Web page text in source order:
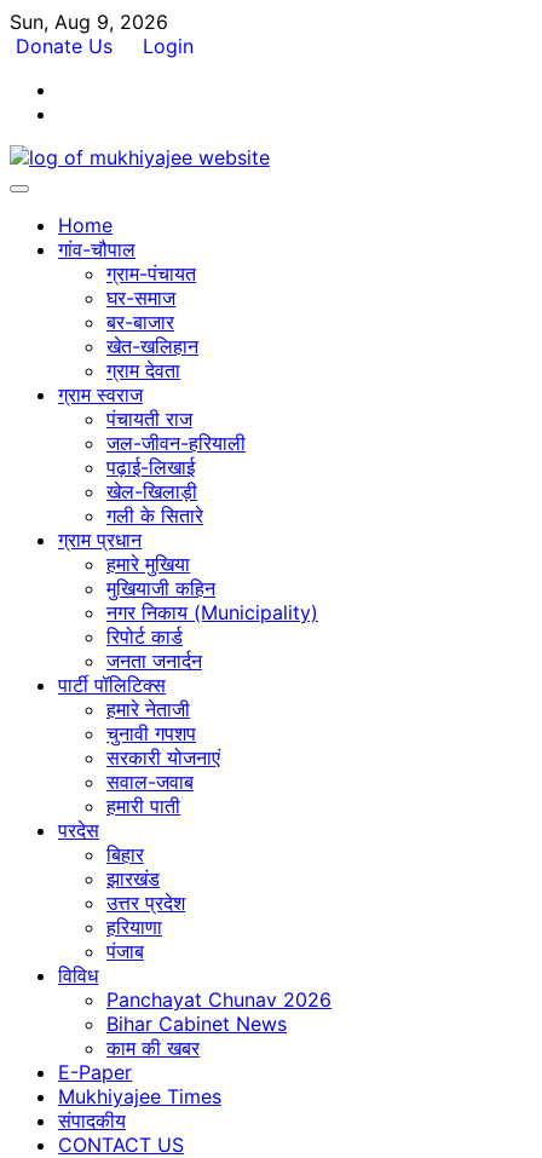
Skip
to
Sun, Aug 9, 2026
Donate Us
Login
Home
गांव-चौपाल
ग्राम-पंचायत
घर-समाज
बर-बाजार
खेत-खलिहान
ग्राम देवता
ग्राम स्वराज
पंचायती राज
जल-जीवन-हरियाली
पढ़ाई-लिखाई
खेल-खिलाड़ी
गली के सितारे
ग्राम प्रधान
हमारे मुखिया
मुखियाजी कहिन
नगर निकाय (Municipality)
रिपोर्ट कार्ड
जनता जनार्दन
पार्टी पॉलिटिक्स
हमारे नेताजी
चुनावी गपशप
सरकारी योजनाएं
सवाल-जवाब
हमारी पाती
परदेस
बिहार
झारखंड
उत्तर प्रदेश
हरियाणा
पंजाब
विविध
Panchayat Chunav 2026
Bihar Cabinet News
काम की खबर
E-Paper
Mukhiyajee Times
संपादकीय
CONTACT US